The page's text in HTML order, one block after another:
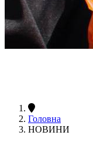
Головна
НОВИНИ